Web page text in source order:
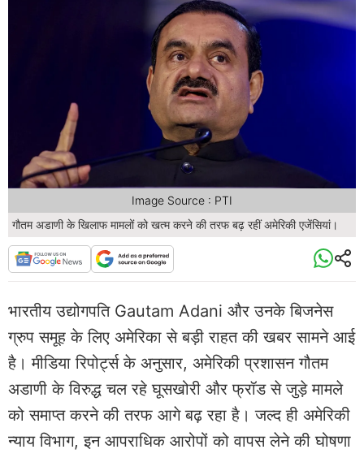
गौतम अडाणी के खिलाफ मामलों को खत्म करने की तरफ बढ़ रहीं अमेरिकी एजेंसियां।
Image Source : PTI
भारतीय उद्योगपति Gautam Adani और उनके बिजनेस
ग्रुप समूह के लिए अमेरिका से बड़ी राहत की खबर सामने आई
है। मीडिया रिपोर्ट्स के अनुसार, अमेरिकी प्रशासन गौतम
अडाणी के विरुद्ध चल रहे घूसखोरी और फ्रॉड से जुड़े मामले
को समाप्त करने की तरफ आगे बढ़ रहा है। जल्द ही अमेरिकी
न्याय विभाग, इन आपराधिक आरोपों को वापस लेने की घोषणा